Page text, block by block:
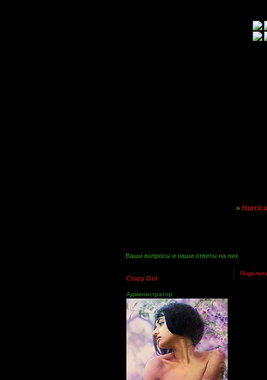
»
Ваши вопросы и наши ответы на них
Crazy Girl
Администратор